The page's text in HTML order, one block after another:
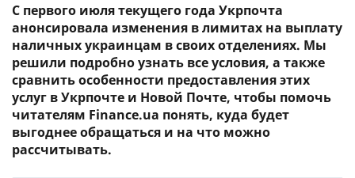
С первого июля текущего года Укрпочта
анонсировала изменения в лимитах на выплату
наличных украинцам в своих отделениях. Мы
решили подробно узнать все условия, а также
сравнить особенности предоставления этих
услуг в Укрпочте и Новой Почте, чтобы помочь
читателям Finance.ua понять, куда будет
выгоднее обращаться и на что можно
рассчитывать.